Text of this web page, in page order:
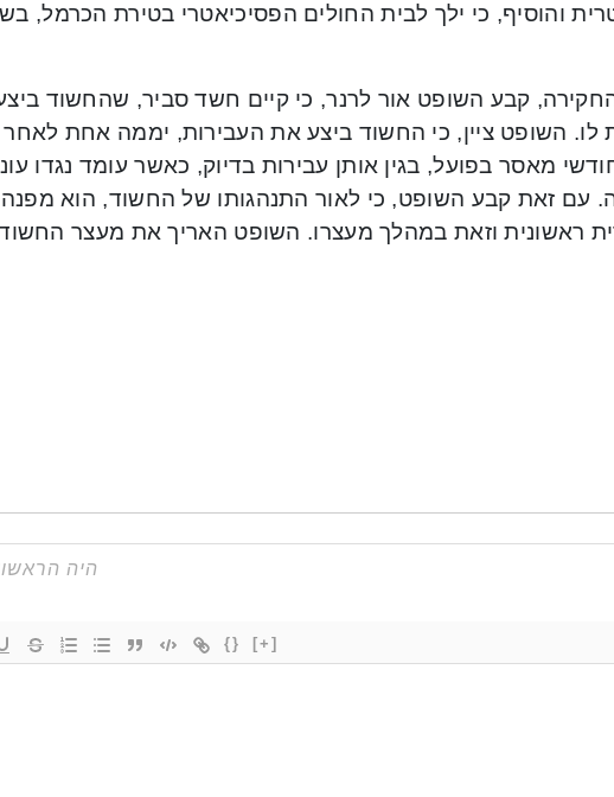
והוסיף, כי ילך לבית החולים הפסיכיאטרי בטירת הכרמל,
קבע השופט אור לרנר, כי קיים חשד סביר, שהחשוד
לו. השופט ציין, כי החשוד ביצע את העבירות, יממה אחת לאחר
מ-22 חודשי מאסר בפועל, בגין אותן עבירות בדיוק, כאשר עומד נגדו
עם זאת קבע השופט, כי לאור התנהגותו של החשוד, הוא מפנה
{} [+]